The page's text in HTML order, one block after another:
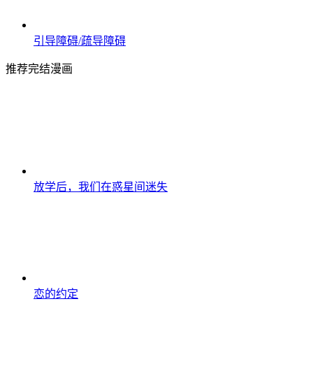
引导障碍/疏导障碍
推荐完结漫画
放学后，我们在惑星间迷失
恋的约定